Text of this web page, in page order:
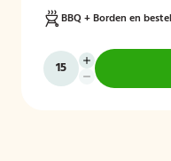
BBQ + Borden en